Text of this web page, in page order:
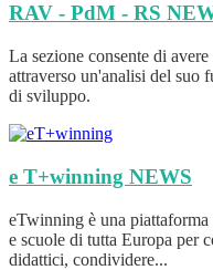
RAV - PdM - RS
La sezione consente di
attraverso un'analisi del suo
di sviluppo.
e T+winning NEWS
eTwinning è una piattaforma
e scuole di tutta Europa per
didattici, condividere...